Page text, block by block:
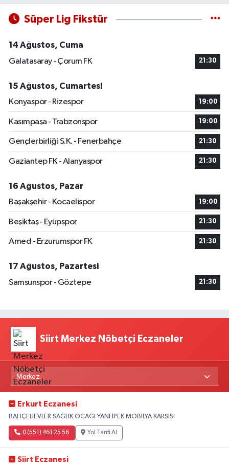
Süper Lig Fikstür
14 Ağustos, Cuma
Galatasaray - Çorum FK
21:30
15 Ağustos, Cumartesi
Konyaspor - Rizespor
19:00
Kasımpaşa - Trabzonspor 19:00
Gençlerbirliği S.K. - Fenerbahçe 21:30
Gaziantep FK - Alanyaspor 21:30
16 Ağustos, Pazar
Başakşehir - Kocaelispor
19:00
Beşiktaş - Eyüpspor 21:30
Amed - Erzurumspor FK 21:30
17 Ağustos, Pazartesi
Samsunspor - Göztepe
21:30
Siirt Merkez Nöbetçi Eczaneler
Erkurt Eczanesi
BAHÇELİEVLER SAĞLIK OCAĞI YANI İPEK MOBİLYA KARŞISI
0 (551) 461 25 56 Yol Tarifi Al
Siirt Eczanesi